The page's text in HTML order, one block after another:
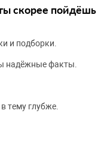
скорее
и подборки.
надёжные факты.
тему глубже.